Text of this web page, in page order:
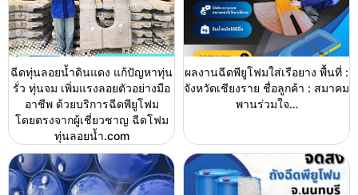
ฉีดทุ่นลอยน้ำดินแดง แก้ปัญหาทุ่น
รั่ว ทุ่นจม เพิ่มแรงลอยตัวอย่างมือ
อาชีพ ด้วยบริการฉีดพียูโฟม
โดยตรงจากผู้เชี่ยวชาญ ฉีดโฟม
ทุ่นลอยน้ำ.com
ผลงานฉีดพียูโฟมใส่เรือยาง พื้นที่ :
จังหวัดเชียงราย ชื่อลูกค้า : สมาคม
พานร่วมใจ…